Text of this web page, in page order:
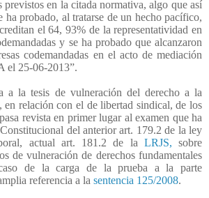
previstos en la citada normativa, algo que así
ha probado, al tratarse de un hecho pacífico,
el 64, 93% de la representatividad en
y se ha probado que alcanzaron
codemandadas en el acto de mediación
el 25-06-2013”.
a la tesis de vulneración del derecho a la
en relación con el de libertad sindical, de los
revista en primer lugar al examen que ha
del anterior art. 179.2 de la ley
actual art. 181.2 de la LRJS, sobre
de vulneración de derechos fundamentales
de la carga de la prueba a la parte
referencia a la sentencia 125/2008.